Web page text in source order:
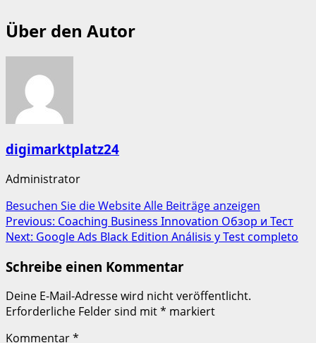
Über den Autor
digimarktplatz24
Administrator
Besuchen Sie die WebsiteAlle Beiträge anzeigen
Post
navigation
Previous: Coaching Business Innovation Обзор и Тест
Next: Google Ads Black Edition Análisis y Test completo
Schreibe einen Kommentar
Deine E-Mail-Adresse wird nicht veröffentlicht.
Erforderliche Felder sind mit* markiert
Kommentar*